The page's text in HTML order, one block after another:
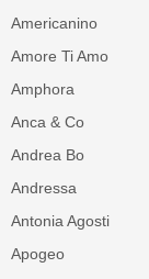
Americanino
Amore Ti Amo
Amphora
Anca & Co
Andrea Bo
Andressa
Antonia Agosti
Apogeo